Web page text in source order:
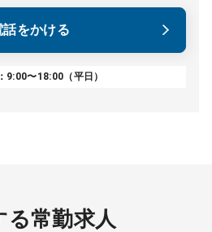
話をかける
9:00〜18:00（平日）
る常勤求人